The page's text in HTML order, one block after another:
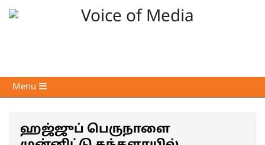
Skip
Voice
of
Primary
Navigation
Menu
ஹஜ்ஜுப் பெருநாளை